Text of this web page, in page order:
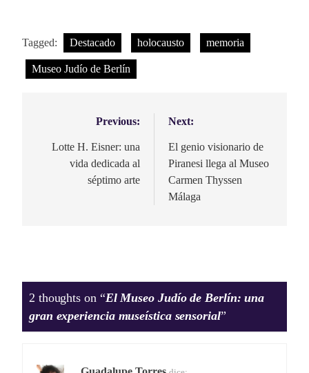
Tagged: Destacado holocausto memoria
Museo Judío de Berlín
Navegación
entradas
Previous:
Lotte H. Eisner: una
vida dedicada al
séptimo arte
Next:
El genio visionario de
Piranesi llega al Museo
Carmen Thyssen
Málaga
2 thoughts on “El Museo Judío de Berlín: una
gran experiencia museística sensorial”